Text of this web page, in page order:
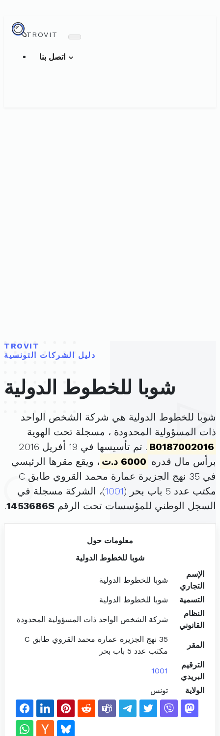
TROVIT
TROVIT
دليل الشركات التونسية
شوبا للخطوط الدولية
شوبا للخطوط الدولية هي شركة الشخص الواحد
ذات المسؤولية المحدودة ، مسجلة تحت الهوية
B0187002016
. تم تأسيسها في 19 أفريل 2016
برأس مال قدره 6000 د.ت
، ويقع مقرها الرئيسي
في 35 نهج الجزيرة عمارة محمد القروي طابق C
مكتب عدد 5 باب بحر (
1001)، الشركة مسجلة في
السجل الوطني للمؤسسات تحت الرقم 1453686S
.
معلومات حول
شوبا للخطوط الدولية
الإسم
التجاري
شوبا للخطوط الدولية
التسمية
شوبا للخطوط الدولية
النظام
القانوني
شركة الشخص الواحد ذات المسؤولية المحدودة
المقر
35 نهج الجزيرة عمارة محمد القروي طابق C
مكتب عدد 5 باب بحر
الترقيم
البريدي
1001
الولاية تونس